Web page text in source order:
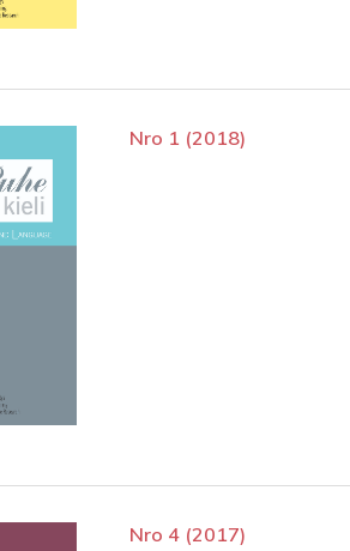
Nro 1 (2018)
Nro 4 (2017)